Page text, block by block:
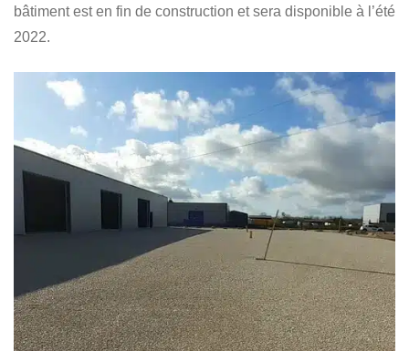
bâtiment est en fin de construction et sera disponible à l’été
2022.